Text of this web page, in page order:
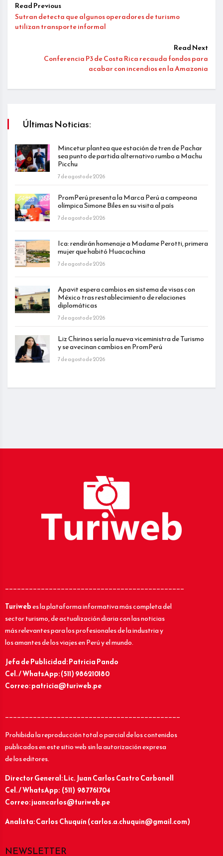
Read Previous
Sutran detecta que algunos operadores de turismo
utilizan transporte informal
Read Next
Conferencia P3 de Costa Rica recauda fondos para
acabar con incendios en la Amazonia
Últimas Noticias:
Mincetur plantea que estación de tren de Pachar
sea punto de partida alternativo rumbo a Machu
Picchu
7 de agosto de 2026
PromPerú presenta la Marca Perú a campeona
olímpica Simone Biles en su visita al país
7 de agosto de 2026
Ica: rendirán homenaje a Madame Perotti, primera
mujer que habitó Huacachina
7 de agosto de 2026
Apavit espera cambios en sistema de visas con
México tras restablecimiento de relaciones
diplomáticas
7 de agosto de 2026
Liz Chirinos sería la nueva viceministra de Turismo
y se avecinan cambios en PromPerú
7 de agosto de 2026
_____________________________________________
Turiwebes la plataforma informativa más completa del
sector turismo, de actualización diaria con las noticias
más relevantes para los profesionales de la industria y
los amantes de los viajes en Perú y el mundo.
Jefa de Publicidad: Patricia Pando
Cel. / WhatsApp: (511) 986210180
Correo: patricia@turiweb.pe
____________________________________________
Prohibida la reproducción total o parcial de los contenidos
publicados en este sitio web sin la autorización expresa
de los editores.
Director General: Lic.Juan Carlos Castro Carbonell
Cel. / WhatsApp: (511) 987761704
Correo: juancarlos@turiweb.pe
Analista: Carlos Chuquín (carlos.a.chuquin@gmail.com)
NEWSLETTER